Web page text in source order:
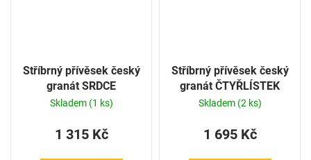
Stříbrný přívěsek český
granát SRDCE
Skladem (1 ks)
1 315 Kč
Stříbrný přívěsek český
granát ČTYŘLÍSTEK
Skladem (2 ks)
1 695 Kč